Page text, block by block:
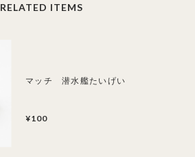
RELATED ITEMS
マッチ 潜水艦たいげい
¥100